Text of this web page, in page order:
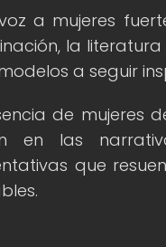
a mujeres
la
a seguir
de mujeres
en las
que